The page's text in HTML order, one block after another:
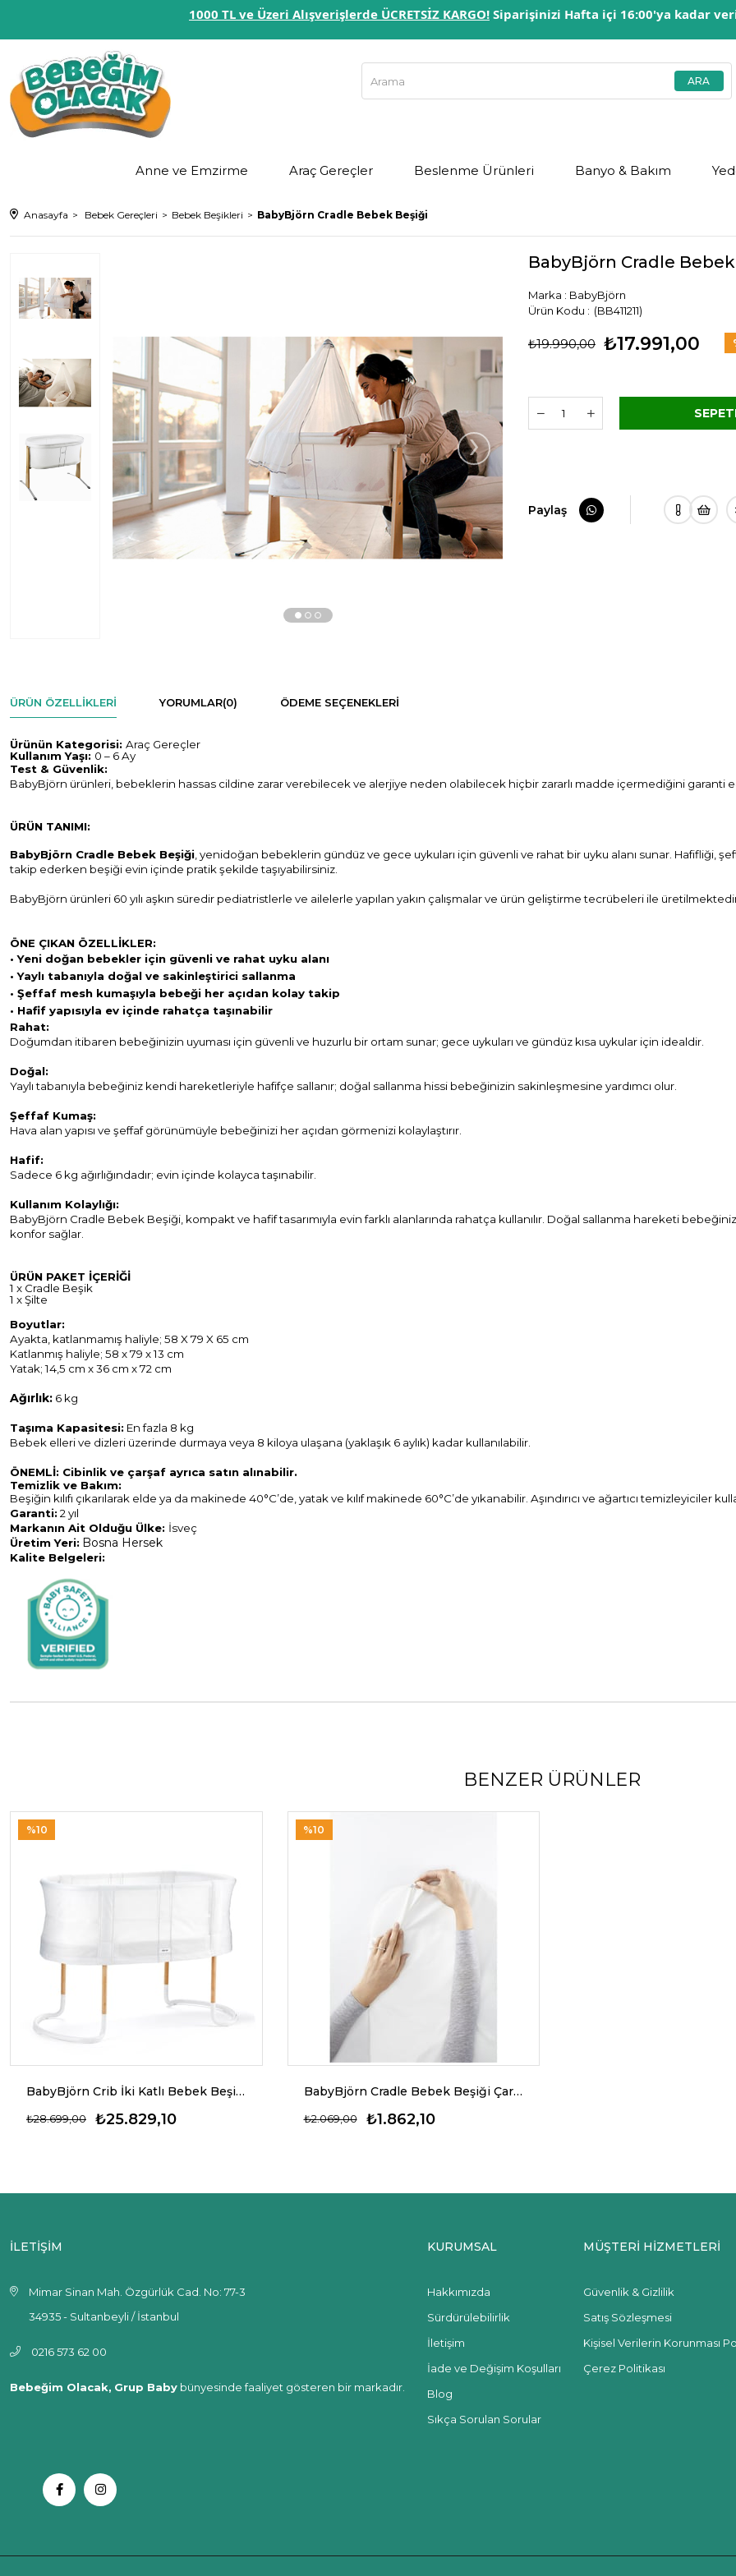
1000 TL ve Üzeri Alışverişlerde ÜCRETSİZ KARGO! Siparişinizi Hafta içi 16:00'ya kadar
Anne ve Emzirme Araç Gereçler Beslenme Ürünleri Banyo & Bakım
Anasayfa Bebek Gereçleri Bebek Beşikleri BabyBjörn Cradle Bebek Beşiği
›
BabyBjörn Cradle
Marka : BabyBjörn
(BB411211)
₺19.990,00 ₺17.991,00
Paylaş
ÜRÜN ÖZELLIKLERI YORUMLAR(0) ÖDEME SEÇENEKLERI
Ürünün Kategorisi: Araç Gereçler
Kullanım Yaşı: 0 – 6 Ay
Test & Güvenlik:
BabyBjörn ürünleri, bebeklerin hassas cildine zarar verebilecek ve alerjiye neden olabilecek hiçbir zararlı madde içermediğini garanti
ÜRÜN TANIMI:
BabyBjörn Cradle Bebek Beşiği , yenidoğan bebeklerin gündüz ve gece uykuları için güvenli ve rahat bir uyku alanı sunar. Hafifliği,
takip ederken beşiği evin içinde pratik şekilde taşıyabilirsiniz.
BabyBjörn ürünleri 60 yılı aşkın süredir pediatristlerle ve ailelerle yapılan yakın çalışmalar ve ürün geliştirme tecrübeleri ile
ÖNE ÇIKAN ÖZELLİKLER:
• Yeni doğan bebekler için güvenli ve rahat uyku alanı
• Yaylı tabanıyla doğal ve sakinleştirici sallanma
• Şeffaf mesh kumaşıyla bebeği her açıdan kolay takip
• Hafif yapısıyla ev içinde rahatça taşınabilir
Rahat:
Doğumdan itibaren bebeğinizin uyuması için güvenli ve huzurlu bir ortam sunar; gece uykuları ve gündüz kısa uykular için idealdir.
Doğal:
Yaylı tabanıyla bebeğiniz kendi hareketleriyle hafifçe sallanır; doğal sallanma hissi bebeğinizin sakinleşmesine yardımcı olur.
Şeffaf Kumaş:
Hava alan yapısı ve şeffaf görünümüyle bebeğinizi her açıdan görmenizi kolaylaştırır.
Hafif:
Sadece 6 kg ağırlığındadır; evin içinde kolayca taşınabilir.
Kullanım Kolaylığı:
BabyBjörn Cradle Bebek Beşiği, kompakt ve hafif tasarımıyla evin farklı alanlarında rahatça kullanılır. Doğal sallanma hareketi
konfor sağlar.
ÜRÜN PAKET İÇERİĞİ
1 x Cradle Beşik
1 x Şilte
Boyutlar:
Ayakta, katlanmamış haliyle; 58 X 79 X 65 cm
Katlanmış haliyle; 58 x 79 x 13 cm
Yatak; 14,5 cm x 36 cm x 72 cm
Ağırlık: 6 kg
Taşıma Kapasitesi: En fazla 8 kg
Bebek elleri ve dizleri üzerinde durmaya veya 8 kiloya ulaşana (yaklaşık 6 aylık) kadar kullanılabilir.
ÖNEMLİ: Cibinlik ve çarşaf ayrıca satın alınabilir.
Temizlik ve Bakım:
Beşiğin kılıfı çıkarılarak elde ya da makinede 40°C’de, yatak ve kılıf makinede 60°C’de yıkanabilir. Aşındırıcı ve ağartıcı temizleyiciler
Garanti: 2 yıl
Markanın Ait Olduğu Ülke: İsveç
Üretim Yeri: Bosna Hersek
Kalite Belgeleri:
BENZER ÜRÜNLER
BabyBjörn Crib İki Katlı Bebek Beşiği
₺25.829,10
₺28.699,00
%10
BabyBjörn Cradle Bebek Beşiği Çarşaf Beyaz
₺1.862,10
₺2.069,00
%10
İLETİŞİM
Mimar Sinan Mah. Özgürlük Cad. No: 77-3
34935 - Sultanbeyli / İstanbul
0216 573 62 00
Bebeğim Olacak, Grup Baby bünyesinde faaliyet gösteren bir markadır.
KURUMSAL
Hakkımızda
Sürdürülebilirlik
İletişim
İade ve Değişim Koşulları
Blog
Sıkça Sorulan Sorular
MÜŞTERİ HİZMETLERİ
Güvenlik & Gizlilik
Satış Sözleşmesi
Kişisel Verilerin Korunması
Çerez Politikası